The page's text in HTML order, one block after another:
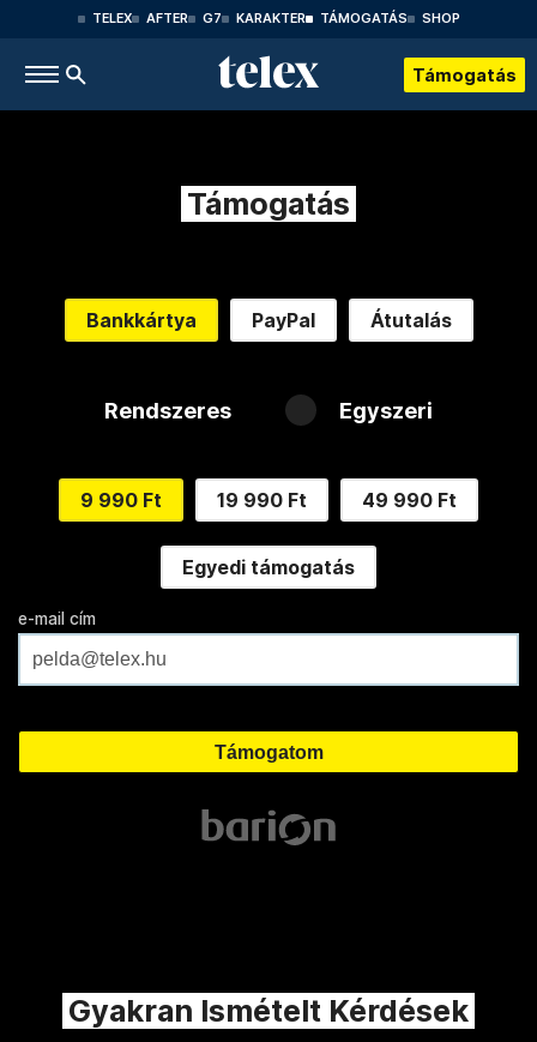
TELEX AFTER G7 KARAKTER TÁMOGATÁS SHOP
Támogatás
Támogatás
Bankkártya PayPal Átutalás
Rendszeres Egyszeri
9 990 Ft 19 990 Ft 49 990 Ft
Egyedi támogatás
e-mail cím
Gyakran Ismételt Kérdések